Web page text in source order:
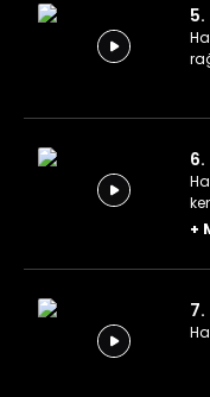
5.
6.
+
7.